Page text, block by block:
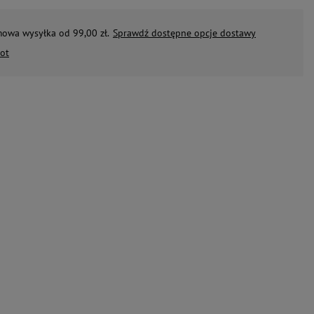
wysyłka od 99,00 zł. Sprawdź dostępne opcje dostawy